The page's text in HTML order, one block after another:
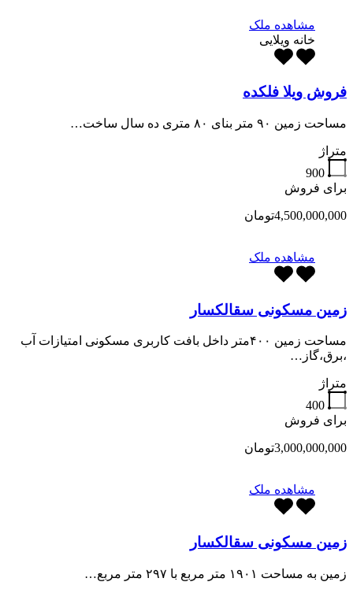
مشاهده ملک
خانه ویلایی
فروش ویلا فلکده
مساحت زمین ۹۰ متر بنای ۸۰ متری ده سال ساخت…
متراژ
900
برای فروش
4,500,000,000تومان
مشاهده ملک
زمین مسکونی سقالکسار
مساحت زمین ۴۰۰متر داخل بافت کاربری مسکونی امتیازات آب
،برق،گاز…
متراژ
400
برای فروش
3,000,000,000تومان
مشاهده ملک
زمین مسکونی سقالکسار
زمین به مساحت ۱۹۰۱ متر مربع با ۲۹۷ متر مربع…